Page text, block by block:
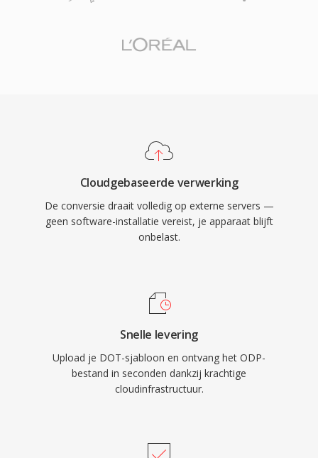
Cloudgebaseerde verwerking
De conversie draait volledig op externe servers —
geen software-installatie vereist, je apparaat blijft
onbelast.
Snelle levering
Upload je DOT-sjabloon en ontvang het ODP-
bestand in seconden dankzij krachtige
cloudinfrastructuur.